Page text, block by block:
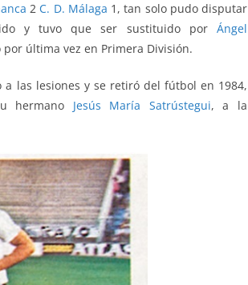
2 C. D. Málaga 1, tan solo pudo disputar
y tuvo que ser sustituido por Ángel
última vez en Primera División.
las lesiones y se retiró del fútbol en 1984,
hermano Jesús María Satrústegui, a la